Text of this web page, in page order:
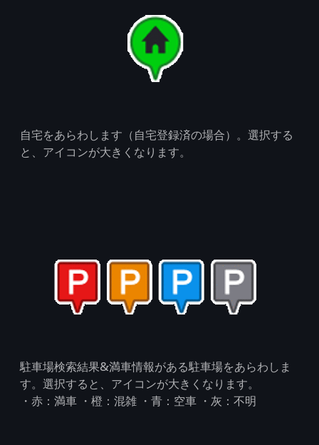
自宅をあらわします（自宅登録済の場合）。選択する
と、アイコンが大きくなります。
駐車場検索結果&満車情報がある駐車場をあらわしま
す。選択すると、アイコンが大きくなります。
・赤：満車 ・橙：混雑 ・青：空車 ・灰：不明